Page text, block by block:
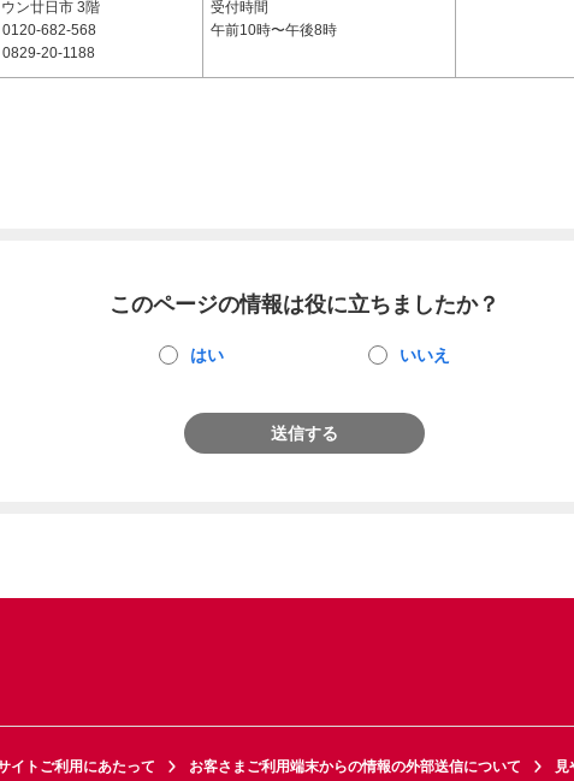
ン廿日市 3階
0120-682-568
0829-20-1188
受付時間
午前10時〜午後8時
このページの情報は役に立ちましたか？
はい いいえ
送信する
イトご利用にあたって お客さまご利用端末からの情報の外部送信について 見